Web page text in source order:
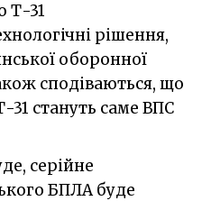
Т-31
рішення,
оборонної
сподіваються, що
стануть саме ВПС
серійне
БПЛА буде